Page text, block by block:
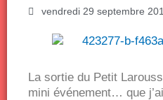
vendredi 29 septembre
La sortie du Petit
mini événement… que